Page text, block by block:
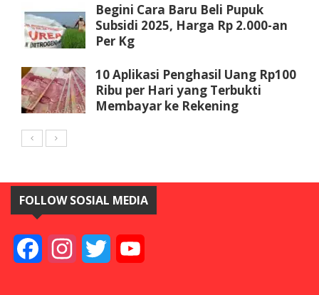
Begini Cara Baru Beli Pupuk
Subsidi 2025, Harga Rp 2.000-an
Per Kg
10 Aplikasi Penghasil Uang Rp100
Ribu per Hari yang Terbukti
Membayar ke Rekening
FOLLOW SOSIAL MEDIA
FacebookInstagramTwitter